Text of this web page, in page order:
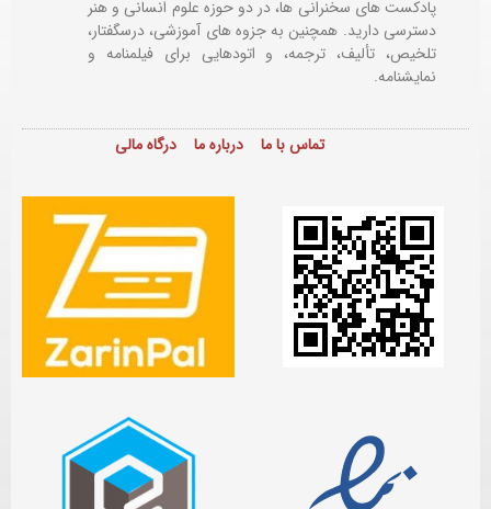
پادکست های سخنرانی ها، در دو حوزه علوم انسانی و هنر
دسترسی دارید. همچنین به جزوه های آموزشی، درسگفتار،
تلخیص، تألیف، ترجمه، و اتودهایی برایفیلمنامه و
نمایشنامه.
تماس با ما درباره ما درگاه مالی